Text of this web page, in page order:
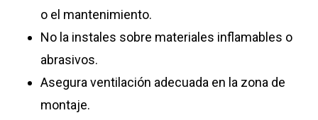
o el mantenimiento.
No la instales sobre materiales inflamables o
abrasivos.
Asegura ventilación adecuada en la zona de
montaje.